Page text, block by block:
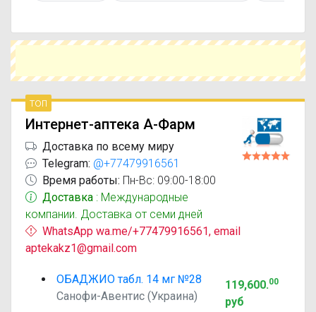
Чтобы купить Обаджио в ближайшей аптеке,
укажите свой город и сравните предложения.
оптимальный вариант по цене и наличию.
топ
Интернет-аптека А-Фарм
Доставка по всему миру
Telegram: @+77479916561
Время работы: Пн-Вс: 09:00-18:00
Доставка : Международные
компании. Доставка от семи дней
WhatsApp wa.me/+77479916561, email
aptekakz1@gmail.com
ОБАДЖИО табл. 14 мг №28
Санофи-Авентис (Украина)
119,600.00
руб